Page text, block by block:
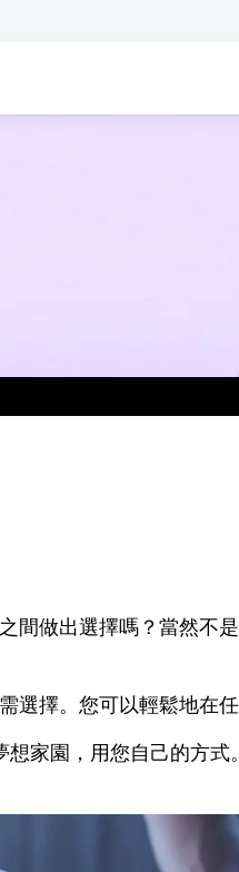
做出選擇嗎？當然不
擇。您可以輕鬆地在
家園，用您自己的方